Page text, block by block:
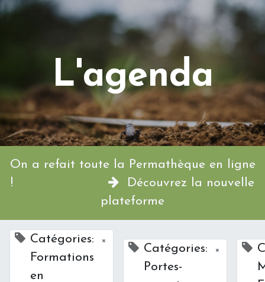
L'agenda
On a refait toute la Permathèque en ligne
!
Découvrez la nouvelle
plateforme
Catégories:
Formations
en
×
Catégories:
Portes-
×